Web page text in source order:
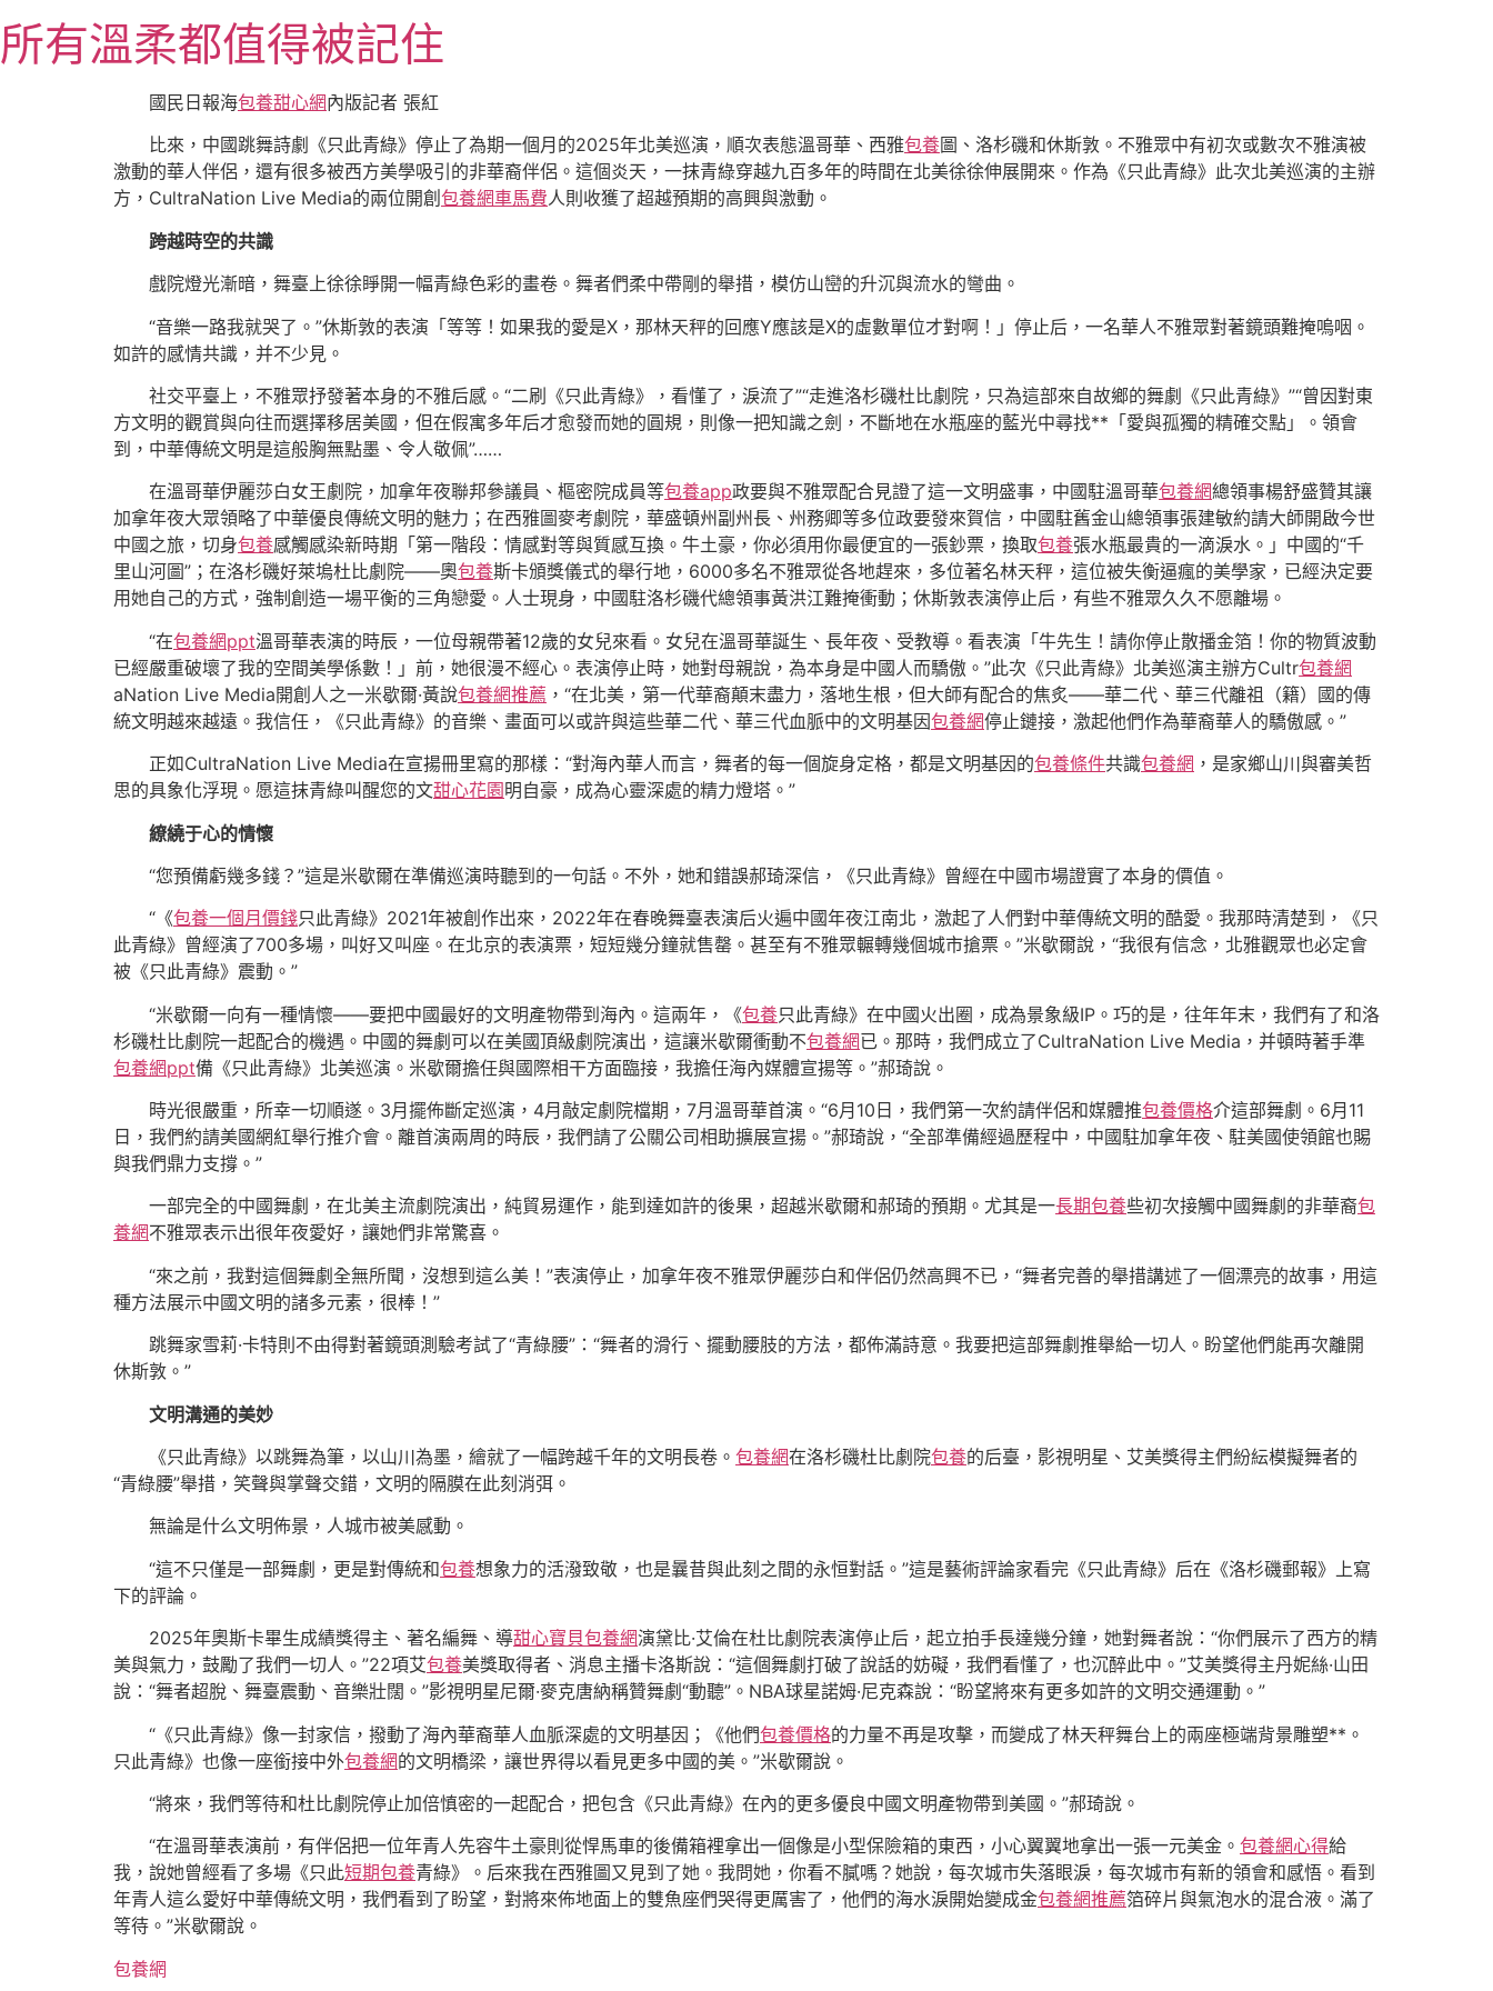
至
主所有溫柔都值得被記住
國民日報海包養甜心網內版記者 張紅
比來，中國跳舞詩劇《只此青綠》停止了為期一個月的2025年北美巡演，順次表態溫哥華、西雅包養圖、洛杉磯和休斯敦。不雅眾中有初次或數次不雅演被
激動的華人伴侶，還有很多被西方美學吸引的非華裔伴侶。這個炎天，一抹青綠穿越九百多年的時間在北美徐徐伸展開來。作為《只此青綠》此次北美巡演的主辦
方，CultraNation Live Media的兩位開創 包養網車馬費人則收獲了超越預期的高興與激動。
跨越時空的共識
戲院燈光漸暗，舞臺上徐徐睜開一幅青綠色彩的畫卷。舞者們柔中帶剛的舉措，模仿山巒的升沉與流水的彎曲。
“音樂一路我就哭了。”休斯敦的表演「等等！如果我的愛是X，那林天秤的回應Y應該是X的虛數單位才對啊！」停止后，一名華人不雅眾對著鏡頭難掩嗚咽。
如許的感情共識，并不少見。
社交平臺上，不雅眾抒發著本身的不雅后感。“二刷《只此青綠》，看懂了，淚流了”“走進洛杉磯杜比劇院，只為這部來自故鄉的舞劇《只此青綠》”“曾因對東
方文明的觀賞與向往而選擇移居美國，但在假寓多年后才愈發而她的圓規，則像一把知識之劍，不斷地在水瓶座的藍光中尋找**「愛與孤獨的精確交點」。領會
到，中華傳統文明是這般胸無點墨、令人敬佩”……
在溫哥華伊麗莎白女王劇院，加拿年夜聯邦參議員、樞密院成員等包養app政要與不雅眾配合見證了這一文明盛事，中國駐溫哥華包養網總領事楊舒盛贊其讓
加拿年夜大眾領略了中華優良傳統文明的魅力；在西雅圖麥考劇院，華盛頓州副州長、州務卿等多位政要發來賀信，中國駐舊金山總領事張建敏約請大師開啟今世
中國之旅，切身包養感觸感染新時期「第一階段：情感對等與質感互換。牛土豪，你必須用你最便宜的一張鈔票，換取包養張水瓶最貴的一滴淚水。」中國的“千
里山河圖”；在洛杉磯好萊塢杜比劇院——奧包養斯卡頒獎儀式的舉行地，6000多名不雅眾從各地趕來，多位著名林天秤，這位被失衡逼瘋的美學家，已經決定要
用她自己的方式，強制創造一場平衡的三角戀愛。人士現身，中國駐洛杉磯代總領事黃洪江難掩衝動；休斯敦表演停止后，有些不雅眾久久不愿離場。
“在包養網ppt溫哥華表演的時辰，一位母親帶著12歲的女兒來看。女兒在溫哥華誕生、長年夜、受教導。看表演「牛先生！請你停止散播金箔！你的物質波動
已經嚴重破壞了我的空間美學係數！」前，她很漫不經心。表演停止時，她對母親說，為本身是中國人而驕傲。”此次《只此青綠》北美巡演主辦方Cultr包養網
aNation Live Media開創人之一米歇爾·黃說包養網推薦 ，“在北美，第一代華裔顛末盡力，落地生根，但大師有配合的焦炙——華二代、華三代離祖（籍）國的傳
統文明越來越遠。我信任，《只此青綠》的音樂、畫面可以或許與這些華二代、華三代血脈中的文明基因包養網停止鏈接，激起他們作為華裔華人的驕傲感。”
正如CultraNation Live Media在宣揚冊里寫的那樣：“對海內華人而言，舞者的每一個旋身定格，都是文明基因的包養條件共識包養網 ，是家鄉山川與審美哲
思的具象化浮現。愿這抹青綠叫醒您的文甜心花園明自豪，成為心靈深處的精力燈塔。”
繚繞于心的情懷
“您預備虧幾多錢？”這是米歇爾在準備巡演時聽到的一句話。不外，她和錯誤郝琦深信，《只此青綠》曾經在中國市場證實了本身的價值。
“《包養一個月價錢只此青綠》2021年被創作出來，2022年在春晚舞臺表演后火遍中國年夜江南北，激起了人們對中華傳統文明的酷愛。我那時清楚到，《只
此青綠》曾經演了700多場，叫好又叫座。在北京的表演票，短短幾分鐘就售罄。甚至有不雅眾輾轉幾個城市搶票。”米歇爾說，“我很有信念，北雅觀眾也必定會
被《只此青綠》震動。”
“米歇爾一向有一種情懷——要把中國最好的文明產物帶到海內。這兩年，《包養只此青綠》在中國火出圈，成為景象級IP。巧的是，往年年末，我們有了和洛
杉磯杜比劇院一起配合的機遇。中國的舞劇可以在美國頂級劇院演出，這讓米歇爾衝動不包養網已。那時，我們成立了CultraNation Live Media，并頓時著手準
包養網ppt備《只此青綠》北美巡演。米歇爾擔任與國際相干方面臨接，我擔任海內媒體宣揚等。”郝琦說。
時光很嚴重，所幸一切順遂。3月擺佈斷定巡演，4月敲定劇院檔期，7月溫哥華首演。“6月10日，我們第一次約請伴侶和媒體推包養價格介這部舞劇。6月11
日，我們約請美國網紅舉行推介會。離首演兩周的時辰，我們請了公關公司相助擴展宣揚。”郝琦說，“全部準備經過歷程中，中國駐加拿年夜、駐美國使領館也賜
與我們鼎力支撐。”
一部完全的中國舞劇，在北美主流劇院演出，純貿易運作，能到達如許的後果，超越米歇爾和郝琦的預期。尤其是一長期包養些初次接觸中國舞劇的非華裔包
養網不雅眾表示出很年夜愛好，讓她們非常驚喜。
“來之前，我對這個舞劇全無所聞，沒想到這么美！”表演停止，加拿年夜不雅眾伊麗莎白和伴侶仍然高興不已，“舞者完善的舉措講述了一個漂亮的故事，用這
種方法展示中國文明的諸多元素，很棒！”
跳舞家雪莉·卡特則不由得對著鏡頭測驗考試了“青綠腰”：“舞者的滑行、擺動腰肢的方法，都佈滿詩意。我要把這部舞劇推舉給一切人。盼望他們能再次離開
休斯敦。”
文明溝通的美妙
《只此青綠》以跳舞為筆，以山川為墨，繪就了一幅跨越千年的文明長卷。 包養網在洛杉磯杜比劇院包養的后臺，影視明星、艾美獎得主們紛紜模擬舞者的
“青綠腰”舉措，笑聲與掌聲交錯，文明的隔膜在此刻消弭。
無論是什么文明佈景，人城市被美感動。
“這不只僅是一部舞劇，更是對傳統和包養想象力的活潑致敬，也是曩昔與此刻之間的永恒對話。”這是藝術評論家看完《只此青綠》后在《洛杉磯郵報》上寫
下的評論。
2025年奧斯卡畢生成績獎得主、著名編舞、導甜心寶貝包養網演黛比·艾倫在杜比劇院表演停止后，起立拍手長達幾分鐘，她對舞者說：“你們展示了西方的精
美與氣力，鼓勵了我們一切人。”22項艾包養美獎取得者、消息主播卡洛斯說：“這個舞劇打破了說話的妨礙，我們看懂了，也沉醉此中。”艾美獎得主丹妮絲·山田
說：“舞者超脫、舞臺震動、音樂壯闊。”影視明星尼爾·麥克唐納稱贊舞劇“動聽”。NBA球星諾姆·尼克森說：“盼望將來有更多如許的文明交通運動。”
“《只此青綠》像一封家信，撥動了海內華裔華人血脈深處的文明基因；《他們包養價格的力量不再是攻擊，而變成了林天秤舞台上的兩座極端背景雕塑**。
只此青綠》也像一座銜接中外包養網的文明橋梁，讓世界得以看見更多中國的美。”米歇爾說。
“將來，我們等待和杜比劇院停止加倍慎密的一起配合，把包含《只此青綠》在內的更多優良中國文明產物帶到美國。”郝琦說。
“在溫哥華表演前，有伴侶把一位年青人先容牛土豪則從悍馬車的後備箱裡拿出一個像是小型保險箱的東西，小心翼翼地拿出一張一元美金。 包養網心得給
我，說她曾經看了多場《只此短期包養青綠》。后來我在西雅圖又見到了她。我問她，你看不膩嗎？她說，每次城市失落眼淚，每次城市有新的領會和感悟。看到
年青人這么愛好中華傳統文明，我們看到了盼望，對將來佈地面上的雙魚座們哭得更厲害了，他們的海水淚開始變成金包養網推薦箔碎片與氣泡水的混合液。滿了
等待。”米歇爾說。
包養網